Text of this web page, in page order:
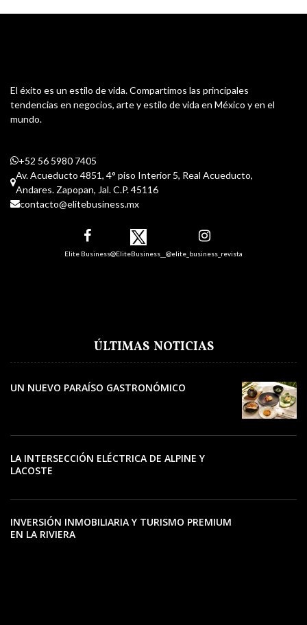
El éxito es un estilo de vida. Compartimos las principales
tendencias en negocios, arte y estilo de vida en México y en el
mundo.
+52 56 5980 7405
Av. Acueducto 4851, 4° piso Interior 5, Real Acueducto,
Andares. Zapopan, Jal. C.P. 45116
contacto@elitebusiness.mx
Elite Business@EliteBusiness__ @elite_business_revista
ÚLTIMAS NOTICIAS
UN NUEVO PARAÍSO GASTRONÓMICO
LA INTERSECCIÓN ELÉCTRICA DE ALPINE Y
LACOSTE
INVERSIÓN INMOBILIARIA Y TURISMO PREMIUM
EN LA RIVIERA